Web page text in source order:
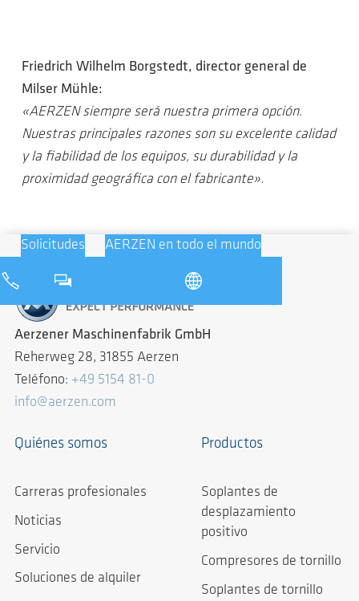
Friedrich Wilhelm Borgstedt, director general de
Milser Mühle:
«AERZEN siempre será nuestra primera opción.
Nuestras principales razones son su excelente calidad
y la fiabilidad de los equipos, su durabilidad y la
proximidad geográfica con el fabricante».
Solicitudes AERZEN en todo el mundo
Aerzener Maschinenfabrik GmbH
Reherweg 28, 31855 Aerzen
Teléfono: +49 5154 81-0
info@aerzen.com
Quiénes somos
Carreras profesionales
Noticias
Servicio
Soluciones de alquiler
Productos
Soplantes de
desplazamiento
positivo
Compresores de tornillo
Soplantes de tornillo